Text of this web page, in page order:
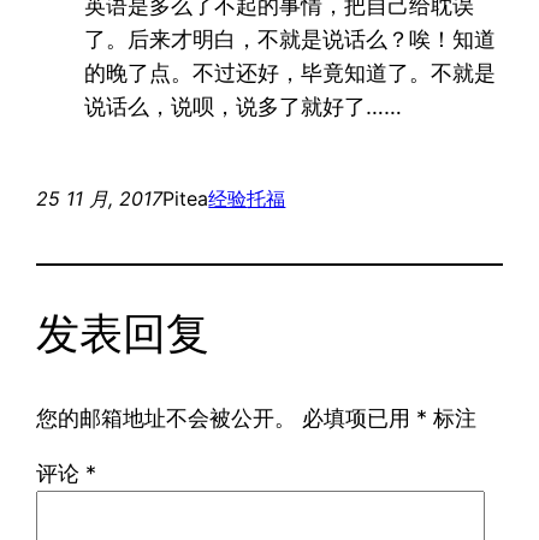
英语是多么了不起的事情，把自己给耽误
了。后来才明白，不就是说话么？唉！知道
的晚了点。不过还好，毕竟知道了。不就是
说话么，说呗，说多了就好了……
25 11 月, 2017Pitea经验托福
发表回复
您的邮箱地址不会被公开。 必填项已用 * 标注
评论 *